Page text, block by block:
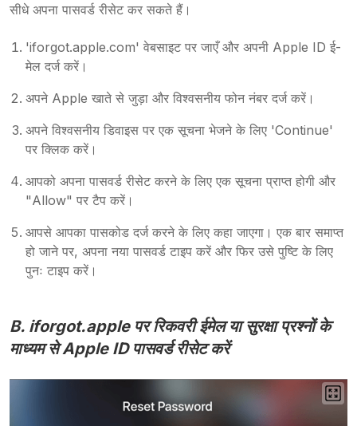
सीधे अपना पासवर्ड रीसेट कर सकते हैं।
'iforgot.apple.com' वेबसाइट पर जाएँ और अपनी Apple ID ई-
मेल दर्ज करें।
अपने Apple खाते से जुड़ा और विश्वसनीय फोन नंबर दर्ज करें।
अपने विश्वसनीय डिवाइस पर एक सूचना भेजने के लिए 'Continue'
पर क्लिक करें।
आपको अपना पासवर्ड रीसेट करने के लिए एक सूचना प्राप्त होगी और
"Allow" पर टैप करें।
आपसे आपका पासकोड दर्ज करने के लिए कहा जाएगा। एक बार समाप्त
हो जाने पर, अपना नया पासवर्ड टाइप करें और फिर उसे पुष्टि के लिए
पुनः टाइप करें।
B. iforgot.apple पर रिकवरी ईमेल या सुरक्षा प्रश्नों के
माध्यम से Apple ID पासवर्ड रीसेट करें